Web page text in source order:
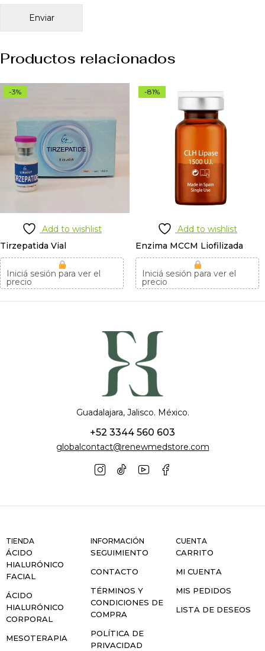
Productos relacionados
-3%
Add to wishlist
Tirzepatida Vial
Iniciá sesión para ver el
precio
-81%
Add to wishlist
Enzima MCCM Liofilizada
Iniciá sesión para ver el
precio
Guadalajara, Jalisco. México.
+52 3344 560 603
globalcontact@renewmedstore.com
TIENDA
ÁCIDO
HIALURÓNICO
FACIAL
ÁCIDO
HIALURÓNICO
CORPORAL
MESOTERAPIA
INFORMACIÓN
SEGUIMIENTO
CONTACTO
TÉRMINOS Y
CONDICIONES DE
COMPRA
POLÍTICA DE
PRIVACIDAD
CUENTA
CARRITO
MI CUENTA
MIS PEDIDOS
LISTA DE DESEOS